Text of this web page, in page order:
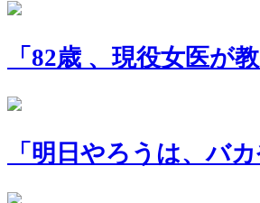
「82歳 、現役女医が
「明日やろうは、バ